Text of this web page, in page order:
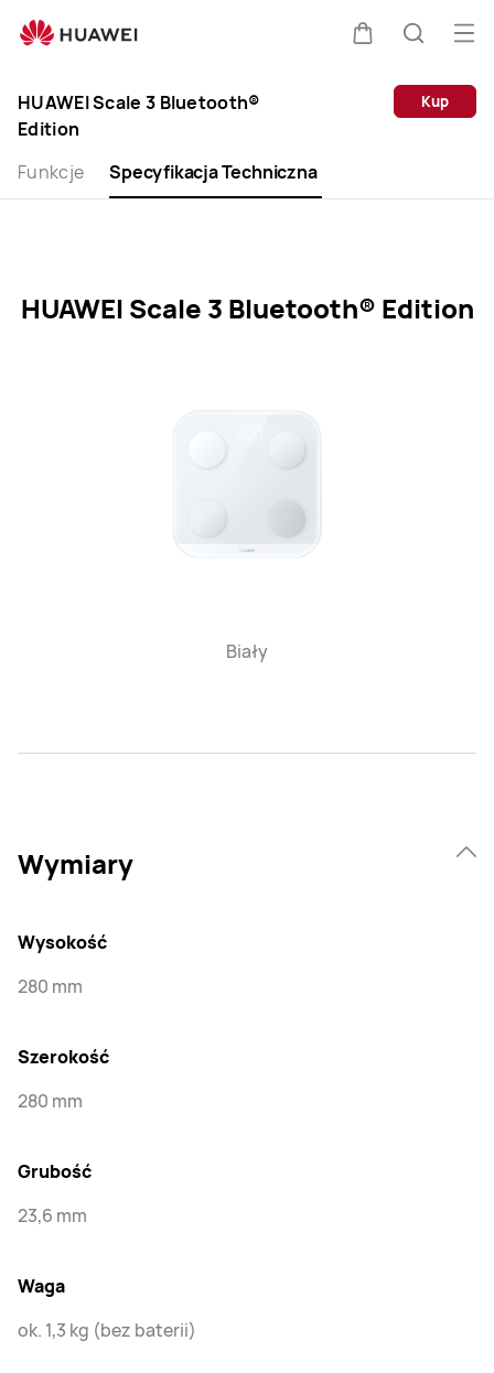
Scale
Bluetooth®
Edition
HUAWEI Scale 3 Bluetooth®
Edition
Funkcje
Specyfikacja Techniczna
Kup
HUAWEI Scale 3 Bluetooth® Edition
Biały
Wymiary
Wysokość
280 mm
Szerokość
280 mm
Grubość
23,6 mm
Waga
ok. 1,3 kg (bez baterii)